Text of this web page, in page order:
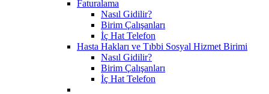
Faturalama
Nasıl Gidilir?
Birim Çalışanları
İç Hat Telefon
Hasta Hakları ve Tıbbi Sosyal Hizmet Birimi
Nasıl Gidilir?
Birim Çalışanları
İç Hat Telefon